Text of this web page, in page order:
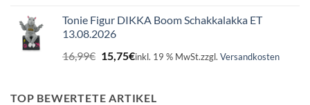
Tonie Figur DIKKA Boom Schakkalakka ET
13.08.2026
16,99€ Ursprünglicher
Preis
16,99€
15,75€Aktueller
15,75€.
inkl. 19 % MwSt.zzgl. Versandkosten
TOP BEWERTETE ARTIKEL